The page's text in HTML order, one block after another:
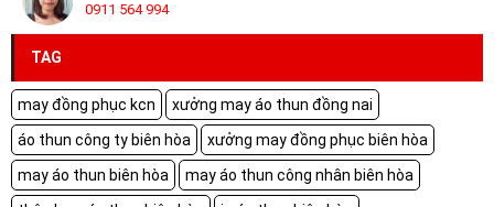
0911 564 994
TAG
may đồng phục kcn
xưởng may áo thun đồng nai
áo thun công ty biên hòa
xưởng may đồng phục biên hòa
may áo thun biên hòa
may áo thun công nhân biên hòa